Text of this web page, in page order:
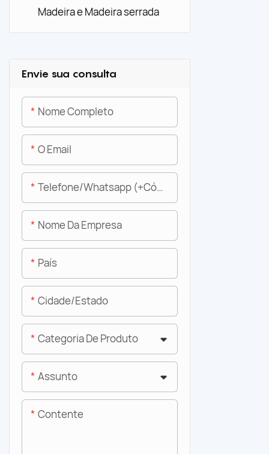
Madeira e Madeira serrada
Envie sua consulta
Nome Completo
O Email
Telefone/whatsapp (+código De Área)
Nome Da Empresa
País
Cidade/estado
Categoria De Produto
Assunto
Contente